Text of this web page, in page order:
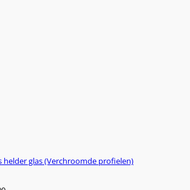
glas (Verchroomde profielen)